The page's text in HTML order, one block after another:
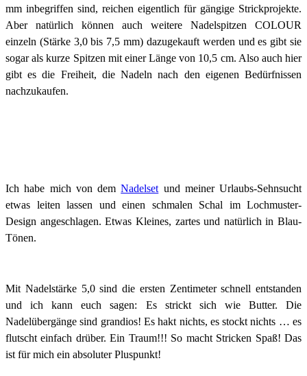
mm inbegriffen sind, reichen eigentlich für gängige Strickprojekte.
Aber natürlich können auch weitere Nadelspitzen COLOUR
einzeln (Stärke 3,0 bis 7,5 mm) dazugekauft werden und es gibt sie
sogar als kurze Spitzen mit einer Länge von 10,5 cm. Also auch hier
gibt es die Freiheit, die Nadeln nach den eigenen Bedürfnissen
nachzukaufen.
Ich habe mich von demNadelset und meiner Urlaubs-Sehnsucht
etwas leiten lassen und einen schmalen Schal im Lochmuster-
Design angeschlagen. Etwas Kleines, zartes und natürlich in Blau-
Tönen.
Mit Nadelstärke 5,0 sind die ersten Zentimeter schnell entstanden
und ich kann euch sagen: Es strickt sich wie Butter. Die
Nadelübergänge sind grandios! Es hakt nichts, es stockt nichts … es
flutscht einfach drüber. Ein Traum!!! So macht Stricken Spaß! Das
ist für mich ein absoluter Pluspunkt!